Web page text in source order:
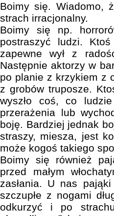
Boimy się. Wiadomo,
strach irracjonalny.
Boimy się np.
postraszyć ludzi.
zapewne wył z
Następnie aktorzy w
po planie z krzykiem z
z grobów truposze.
wyszło coś, co
przerażenia lub
boję. Bardziej jednak
straszy, miesza, jest
może kogoś takiego
Boimy się również
przed małym
zasłania. U nas
szczupłe z nogami
odkurzyć i po